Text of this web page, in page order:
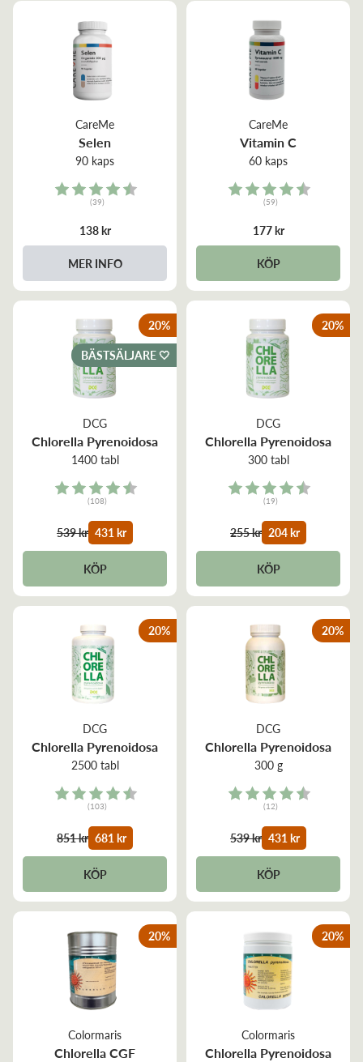
CareMe
Selen
90 kaps
Rating:
(39)
138 kr
MER INFO
CareMe
Vitamin C
60 kaps
Rating:
(59)
177 kr
KÖP
DCG
Chlorella Pyrenoidosa
1400 tabl
Rating:
(108)
539 kr 431 kr
KÖP
20%
BÄSTSÄLJARE 🤍
DCG
Chlorella Pyrenoidosa
300 tabl
Rating:
(19)
255 kr 204 kr
KÖP
20%
DCG
Chlorella Pyrenoidosa
2500 tabl
Rating:
(103)
851 kr 681 kr
KÖP
20%
DCG
Chlorella Pyrenoidosa
300 g
Rating:
(12)
539 kr 431 kr
KÖP
20%
Colormaris
Chlorella CGF
20%
Colormaris
Chlorella Pyrenoidosa
20%